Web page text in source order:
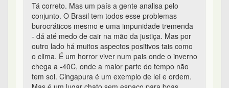
Tá correto. Mas um país a gente analisa pelo
conjunto. O Brasil tem todos esse problemas
burocráticos mesmo e uma impunidade tremenda
- dá até medo de cair na mão da justiça. Mas por
outro lado há muitos aspectos positivos tais como
o clima. É um horror viver num pais onde o inverno
chega a -40C, onde a maior parte do tempo não
tem sol. Cingapura é um exemplo de lei e ordem.